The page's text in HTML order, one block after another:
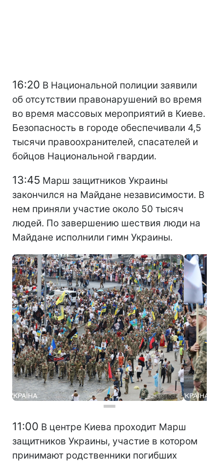
16:20 В Национальной полиции заявили
об отсутствии правонарушений во время
во время массовых мероприятий в Киеве.
Безопасность в городе обеспечивали 4,5
тысячи правоохранителей, спасателей и
бойцов Национальной гвардии.
13:45 Марш защитников Украины
закончился на Майдане независимости. В
нем приняли участие около 50 тысяч
людей. По завершению шествия люди на
Майдане исполнили гимн Украины.
11:00 В центре Киева проходит Марш
защитников Украины, участие в котором
принимают родственники погибших